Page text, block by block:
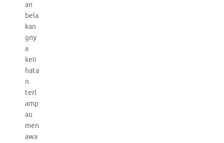
an
bela
kan
gny
a
keli
hata
n
terl
amp
au
men
awa